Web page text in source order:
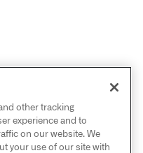
other tracking
experience and to
on our website. We
your use of our site with